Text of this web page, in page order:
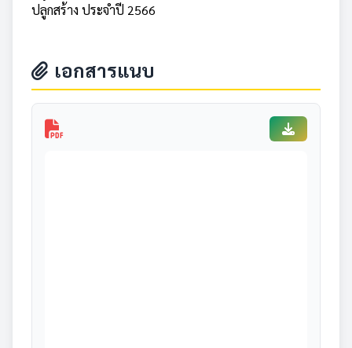
ปลูกสร้าง ประจำปี 2566
เอกสารแนบ